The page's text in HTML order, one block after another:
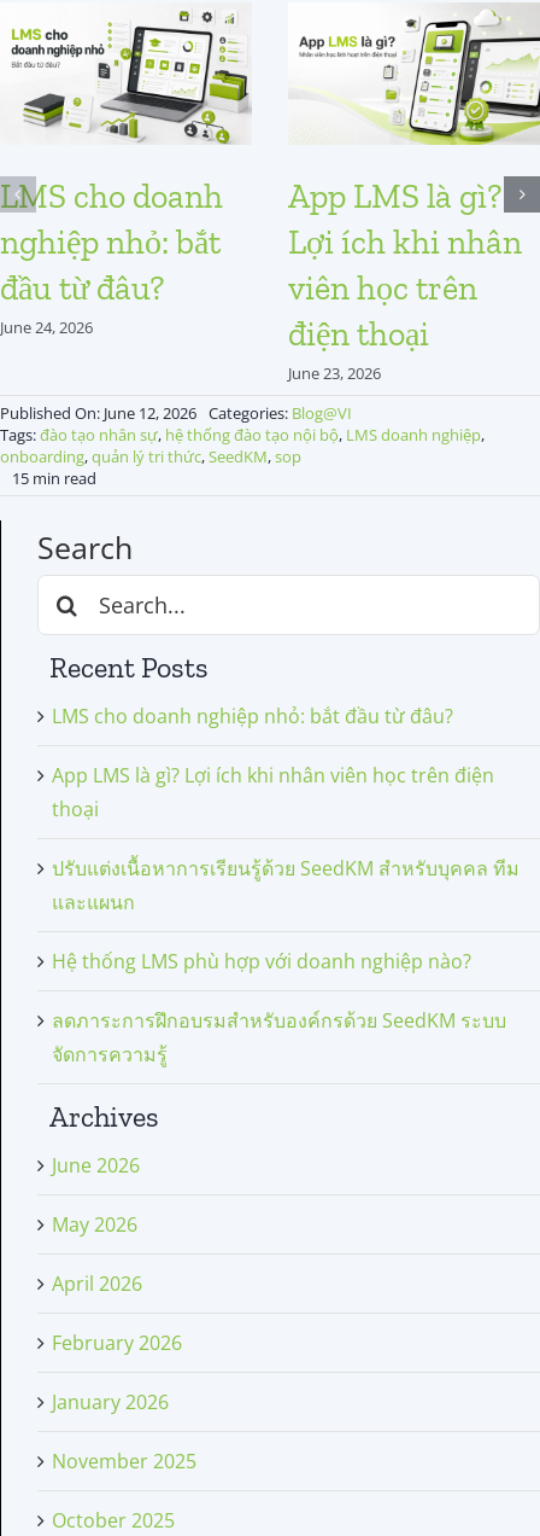
LMS cho doanh
nghiệp nhỏ: bắt
đầu từ đâu?
June 24, 2026
App LMS là gì?
Lợi ích khi nhân
viên học trên
điện thoại
June 23, 2026
Published On: June 12, 2026 Categories: Blog@VI
Tags:đào tạo nhân sự, hệ thống đào tạo nội bộ, LMS doanh nghiệp,
onboarding,quản lý tri thức,SeedKM,sop
15 min read
Search
Search
for:
Recent Posts
LMS cho doanh nghiệp nhỏ: bắt đầu từ đâu?
App LMS là gì? Lợi ích khi nhân viên học trên điện
thoại
ปรับแต่งเนื้อหาการเรียนรู้ด้วย SeedKM สำหรับบุคคล ทีม
และแผนก
Hệ thống LMS phù hợp với doanh nghiệp nào?
ลดภาระการฝึกอบรมสำหรับองค์กรด้วย SeedKM ระบบ
จัดการความรู้
Archives
June 2026
May 2026
April 2026
February 2026
January 2026
November 2025
October 2025